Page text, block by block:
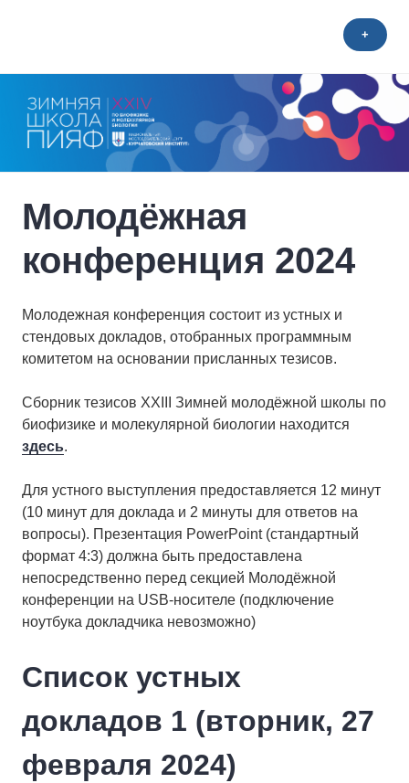
+
Молодёжная
конференция 2024
Молодежная конференция состоит из устных и
стендовых докладов, отобранных программным
комитетом на основании присланных тезисов.
Сборник тезисов XXIII Зимней молодёжной школы по
биофизике и молекулярной биологии находится
здесь.
Для устного выступления предоставляется 12 минут
(10 минут для доклада и 2 минуты для ответов на
вопросы). Презентация PowerPoint (стандартный
формат 4:3) должна быть предоставлена
непосредственно перед секцией Молодёжной
конференции на USB-носителе (подключение
ноутбука докладчика невозможно)
Список устных
докладов 1 (вторник, 27
февраля 2024)